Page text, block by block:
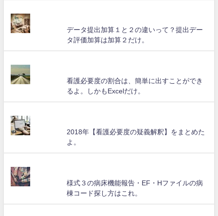
データ提出加算１と２の違いって？提出デー
タ評価加算は加算２だけ。
看護必要度の割合は、簡単に出すことができ
るよ。しかもExcelだけ。
2018年【看護必要度の疑義解釈】をまとめた
よ。
様式３の病床機能報告・EF・Hファイルの病
棟コード探し方はこれ。